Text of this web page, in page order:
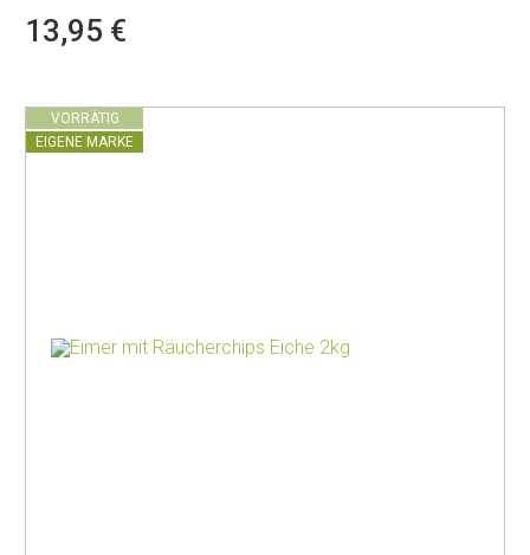
13,95 €
VORRÄTIG
EIGENE MARKE